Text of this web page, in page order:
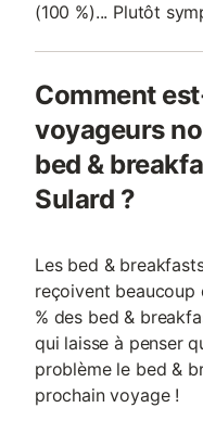
(100 %)... Plutôt
Comment
voyageurs
bed &
Sulard ?
Les bed &
reçoivent beaucoup
% des bed &
qui laisse à penser
problème le bed &
prochain voyage !